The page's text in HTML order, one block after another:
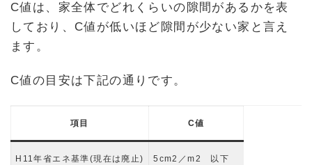
C値は、家全体でどれくらいの隙間があるかを表
しており、C値が低いほど隙間が少ない家と言え
ます。
C値の目安は下記の通りです。
項目 C値
H11年省エネ基準(現在は廃止) 5cm2／m2 以下